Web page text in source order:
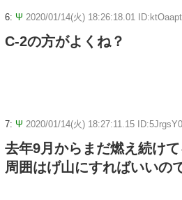
6: Ψ 2020/01/14(火) 18:26:18.01
C-2の方がよくね？
7: Ψ 2020/01/14(火) 18:27:11.15
去年9月からまだ燃え続け
周囲はげ山にすればいいの